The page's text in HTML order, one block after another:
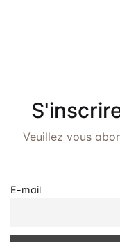
Veuillez vous
E-mail